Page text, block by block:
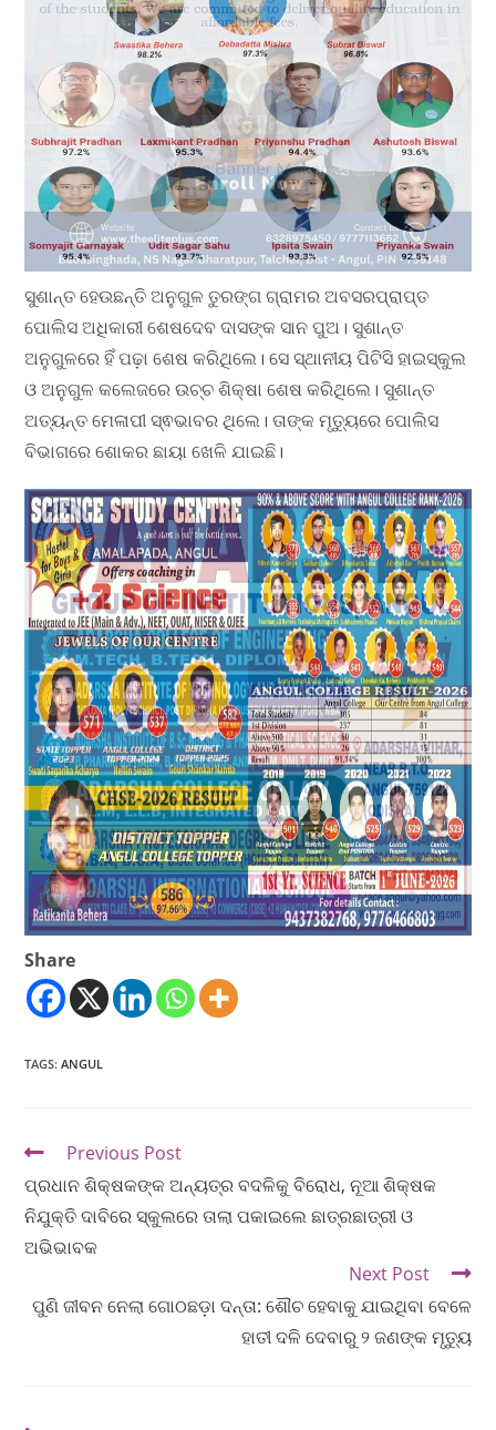
ସୁଶାନ୍ତ ହେଉଛନ୍ତି ଅନୁଗୁଳ ତୁରଙ୍ଗ ଗ୍ରାମର ଅବସରପ୍ରାପ୍ତ
ପୋଲିସ ଅଧିକାରୀ ଶେଷଦେବ ଦାସଙ୍କ ସାନ ପୁଅ। ସୁଶାନ୍ତ
ଅନୁଗୁଳରେ ହିଁ ପଢ଼ା ଶେଷ କରିଥିଲେ। ସେ ସ୍ଥାନୀୟ ପିଟିସି ହାଇସ୍କୁଲ
ଓ ଅନୁଗୁଳ କଲେଜରେ ଉଚ୍ଚ ଶିକ୍ଷା ଶେଷ କରିଥିଲେ। ସୁଶାନ୍ତ
ଅତ୍ୟନ୍ତ ମେଳାପୀ ସ୍ଵଭାବର ଥିଲେ। ତାଙ୍କ ମୃତ୍ୟୁରେ ପୋଲିସ
ବିଭାଗରେ ଶୋକର ଛାୟା ଖେଳି ଯାଇଛି।
Share
TAGS:ANGUL
Previous Post
ପ୍ରଧାନ ଶିକ୍ଷକଙ୍କ ଅନ୍ୟତ୍ର ବଦଳିକୁ ବିରୋଧ, ନୂଆ ଶିକ୍ଷକ
ନିଯୁକ୍ତି ଦାବିରେ ସ୍କୁଲରେ ତାଲା ପକାଇଲେ ଛାତ୍ରଛାତ୍ରୀ ଓ
ଅଭିଭାବକ
Next Post
ପୁଣି ଜୀବନ ନେଲା ଗୋଠଛଡ଼ା ଦନ୍ତା: ଶୌଚ ହେବାକୁ ଯାଇଥିବା ବେଳେ
ହାତୀ ଦଳି ଦେବାରୁ ୨ ଜଣଙ୍କ ମୃତ୍ୟୁ